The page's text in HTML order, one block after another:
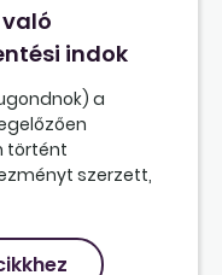
indok
a
történt
szerzett,